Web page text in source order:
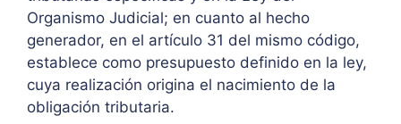
Organismo Judicial; en cuanto al hecho
generador, en el artículo 31 del mismo código,
establece como presupuesto definido en la ley,
cuya realización origina el nacimiento de la
obligación tributaria.